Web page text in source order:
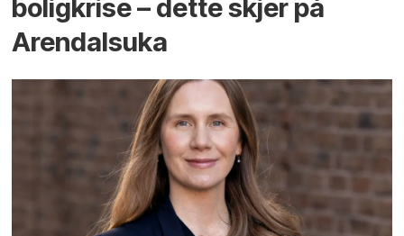
bolig­krise – dette skjer på
Arendals­uka